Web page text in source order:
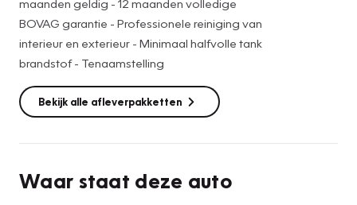
maanden geldig - 12 maanden volledige
BOVAG garantie - Professionele reiniging van
interieur en exterieur - Minimaal halfvolle tank
brandstof - Tenaamstelling
Bekijk alle afleverpakketten
Waar staat deze auto